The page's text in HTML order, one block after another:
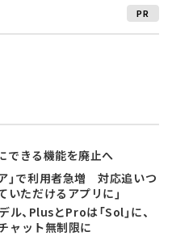
PR
できる機能を廃止へ
」で利用者急増 対応追いつ
ただけるアプリに」
、PlusとProは「Sol」に、
ャット無制限に